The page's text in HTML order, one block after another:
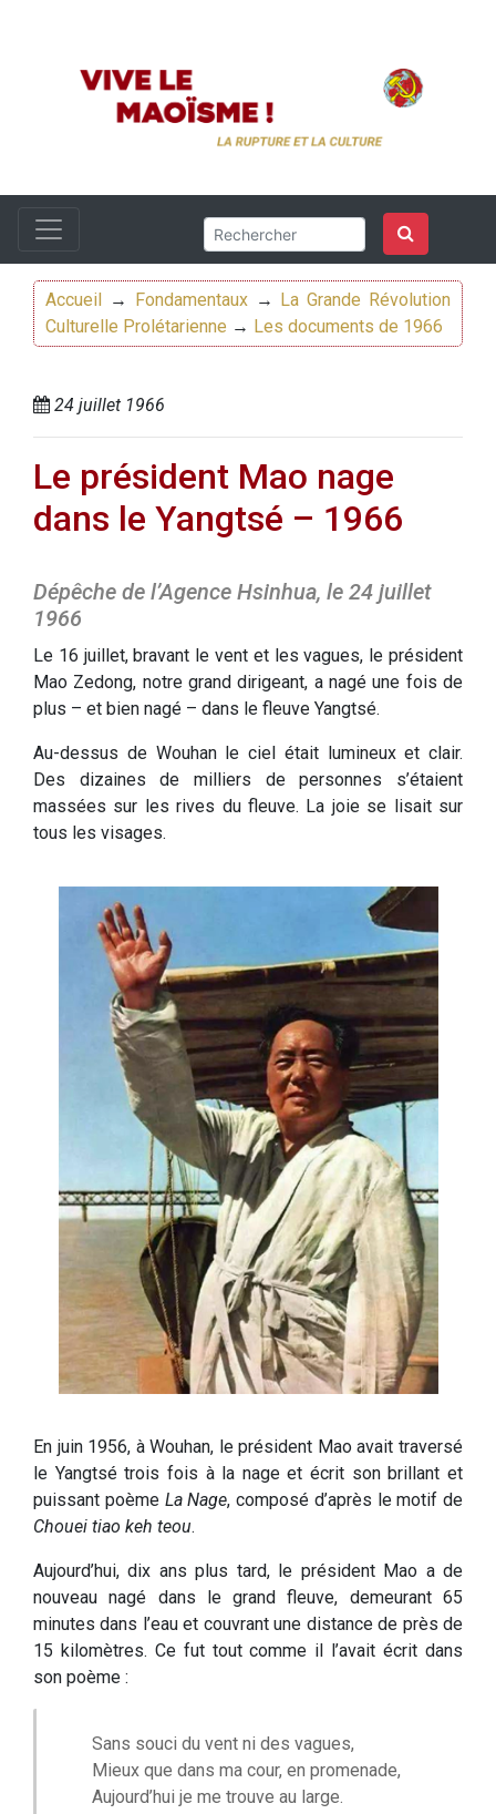
Accueil → Fondamentaux→
La Grande Révolution
Culturelle Prolétarienne → Les documents de 1966
24 juillet 1966
Le président Mao nage
dans le Yangtsé – 1966
Dépêche de l’Agence Hsinhua, le 24 juillet
1966
Le 16 juillet, bravant le vent et les vagues, le président
Mao Zedong, notre grand dirigeant, a nagé une fois de
plus – et bien nagé – dans le fleuve Yangtsé.
Au-dessus de Wouhan le ciel était lumineux et clair.
Des dizaines de milliers de personnes s’étaient
massées sur les rives du fleuve. La joie se lisait sur
tous les visages.
En juin 1956, à Wouhan, le président Mao avait traversé
le Yangtsé trois fois à la nage et écrit son brillant et
puissant poème La Nage, composé d’après le motif de
Chouei tiao keh teou.
Aujourd’hui, dix ans plus tard, le président Mao a de
nouveau nagé dans le grand fleuve, demeurant 65
minutes dans l’eau et couvrant une distance de près de
15 kilomètres. Ce fut tout comme il l’avait écrit dans
son poème :
Sans souci du vent ni des vagues,
Mieux que dans ma cour, en promenade,
Aujourd’hui je me trouve au large.